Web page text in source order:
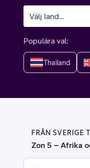
Alla mobiltelefoner
Begagnade
Billiga
Hörlurar
Populära val:
Thailand
FRÅN SVERIGE
Zon 5 – Afrika